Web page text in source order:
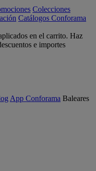
Colecciones
Catálogos Conforama
en el carrito. Haz
e importes
App Conforama Baleares